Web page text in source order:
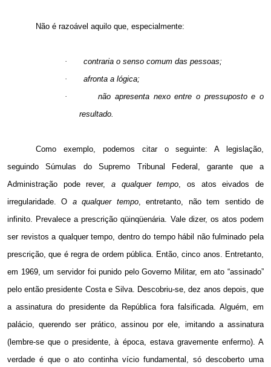
Não é razoável aquilo que, especialmente:
·
contraria o senso comum das pessoas;
·
afronta a lógica;
·
não apresenta nexo entre o pressuposto e o
resultado.
Como exemplo, podemos citar o seguinte: A legislação,
seguindo Súmulas do Supremo Tribunal Federal, garante que a
Administração pode rever, a qualquer tempo, os atos eivados de
irregularidade. O a qualquer tempo, entretanto, não tem sentido de
infinito. Prevalece a prescrição qüinqüenária. Vale dizer, os atos podem
ser revistos a qualquer tempo, dentro do tempo hábil não fulminado pela
prescrição, que é regra de ordem pública. Então, cinco anos. Entretanto,
em 1969, um servidor foi punido pelo Governo Militar, em ato “assinado”
pelo então presidente Costa e Silva. Descobriu-se, dez anos depois, que
a assinatura do presidente da República fora falsificada. Alguém, em
palácio, querendo ser prático, assinou por ele, imitando a assinatura
(lembre-se que o presidente, à época, estava gravemente enfermo). A
verdade é que o ato continha vício fundamental, só descoberto uma